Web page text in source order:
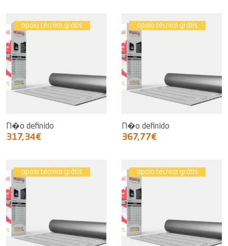
apoio técnico grátis
N�o definido
317,34€
apoio técnico grátis
N�o definido
367,77€
apoio técnico grátis apoio técnico grátis